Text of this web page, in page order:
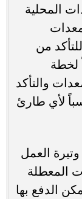
المحلية
من
لخطة
والتأكد
لأي طارئ
العمل
المعطلة
الدفع بها